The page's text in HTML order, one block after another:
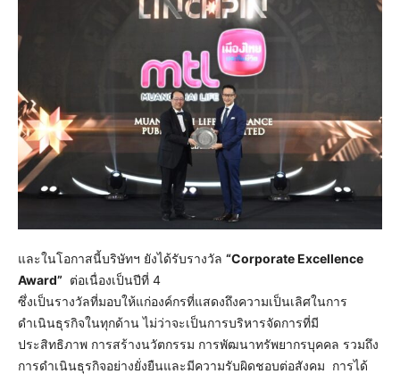
และในโอกาสนี้บริษัทฯ ยังได้รับรางวัล “Corporate Excellence
Award” ต่อเนื่องเป็นปีที่ 4
ซึ่งเป็นรางวัลที่มอบให้แก่องค์กรที่แสดงถึงความเป็นเลิศในการ
ดำเนินธุรกิจในทุกด้าน ไม่ว่าจะเป็นการบริหารจัดการที่มี
ประสิทธิภาพ การสร้างนวัตกรรม การพัฒนาทรัพยากรบุคคล รวมถึง
การดำเนินธุรกิจอย่างยั่งยืนและมีความรับผิดชอบต่อสังคม การได้